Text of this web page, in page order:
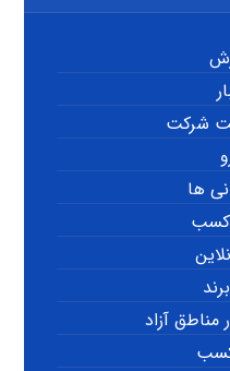
شرکت
ها
کسب
آزاد